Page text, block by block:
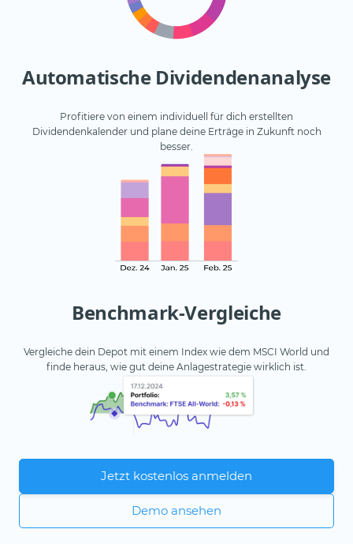
Automatische Dividendenanalyse
Profitiere von einem individuell für dich erstellten
Dividendenkalender und plane deine Erträge in Zukunft noch
besser.
Benchmark-Vergleiche
Vergleiche dein Depot mit einem Index wie dem MSCI World und
finde heraus, wie gut deine Anlagestrategie wirklich ist.
Jetzt kostenlos anmelden
Demo ansehen